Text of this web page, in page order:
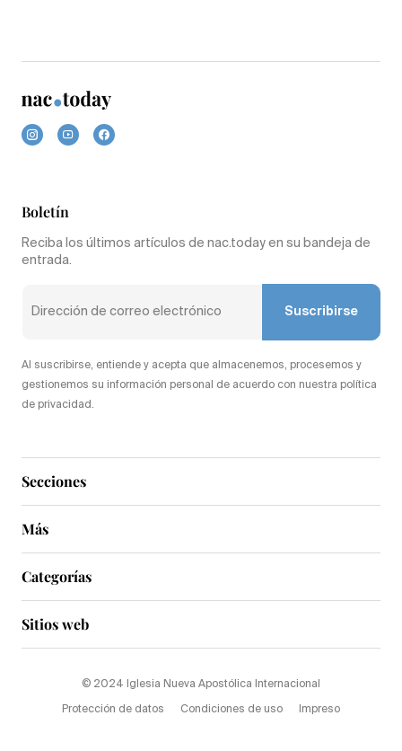
Secciones
Más
Boletín
Reciba los últimos artículos de nac.today en su bandeja de
entrada.
Suscribirse
Al suscribirse, entiende y acepta que almacenemos, procesemos y
gestionemos su información personal de acuerdo con nuestra política
de privacidad.
Categorías
Sitios web
© 2024 Iglesia Nueva Apostólica Internacional
Protección de datos Condiciones de uso Impreso